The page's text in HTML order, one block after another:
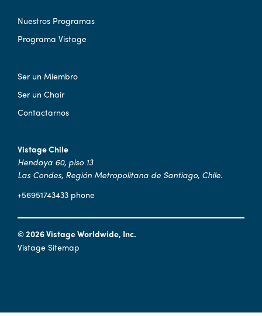
Nuestros Programas
Programa Vistage
Ser un Miembro
Ser un Chair
Contactarnos
Vistage Chile
Hendaya 60, piso 13
Las Condes, Región Metropolitana de Santiago, Chile.
+56951743433 phone
© 2026 Vistage Worldwide, Inc.
Vistage Sitemap